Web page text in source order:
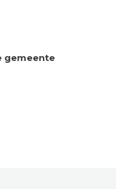
gemeente